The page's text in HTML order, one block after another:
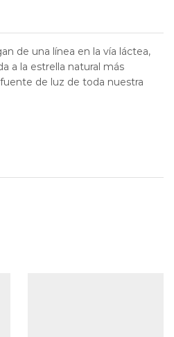
de una línea en la vía láctea,
a la estrella natural más
de luz de toda nuestra